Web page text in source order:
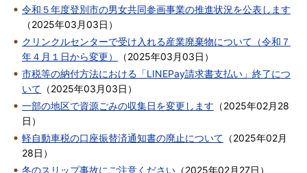
令和５年度登別市の男女共同参画事業の推進状況を公表します
（2025年03月03日 ）
クリンクルセンターで受け入れる産業廃棄物について（令和７
年４月１日から変更）
（2025年03月03日 ）
市税等の納付方法における「LINEPay請求書支払い」終了につ
いて （2025年03月03日 ）
一部の地区で資源ごみの収集日を変更します （2025年02月28
日 ）
軽自動車税の口座振替済通知書の廃止について （2025年02月
28日 ）
冬のスリップ事故にご注意ください （2025年02月27日 ）